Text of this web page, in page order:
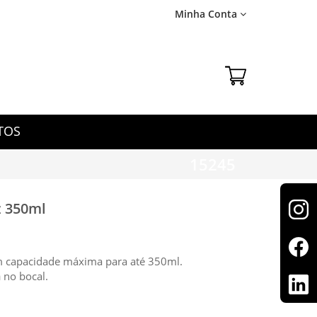
Minha Conta
350ml
máxima para até 350ml.
bocal.